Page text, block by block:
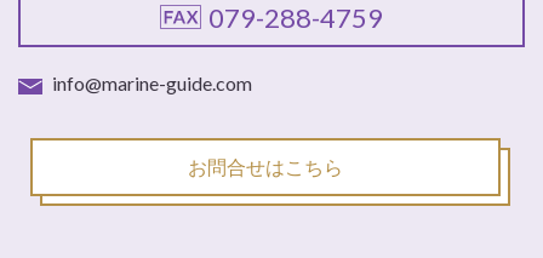
079-288-4759
info@marine-guide.com
お問合せはこちら